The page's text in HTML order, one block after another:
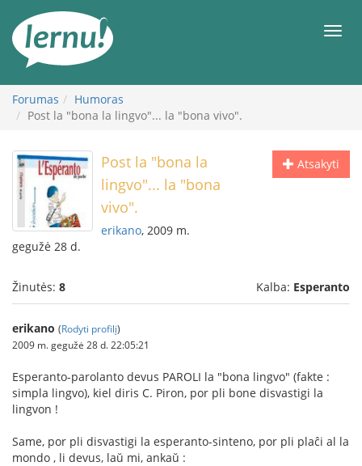
turinį
Forumas
Humoras
Post la "bona la lingvo"... la "bona vivo".
Atsakyti
Post la "bona la
lingvo"... la "bona
vivo".
erikano, 2009 m.
gegužė 28 d.
Žinutės: 8 Kalba: Esperanto
erikano (Rodyti profilį)
2009 m. gegužė 28 d. 22:05:21
Esperanto-parolanto devus PAROLI la "bona lingvo" (fakte :
simpla lingvo), kiel diris C. Piron, por pli bone disvastigi la
lingvon !
Same, por pli disvastigi la esperanto-sinteno, por pli plaĉi al la
mondo , li devus, laŭ mi, ankaŭ :